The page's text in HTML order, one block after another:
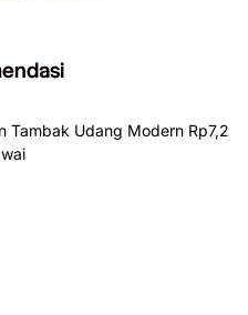
Tambak Udang Modern Rp7,2